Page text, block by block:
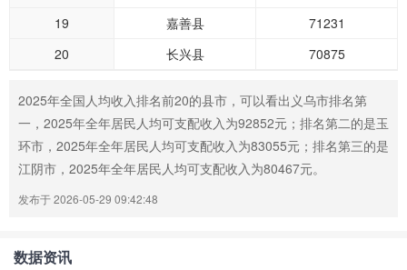
19
嘉善县
71231
20
长兴县 70875
2025年全国人均收入排名前20的县市，可以看出义乌市排名第
一，2025年全年居民人均可支配收入为92852元；排名第二的是玉
环市，2025年全年居民人均可支配收入为83055元；排名第三的是
江阴市，2025年全年居民人均可支配收入为80467元。
发布于 2026-05-29 09:42:48
数据资讯